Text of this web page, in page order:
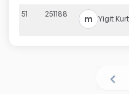
51 251188 m Yigit Kurt